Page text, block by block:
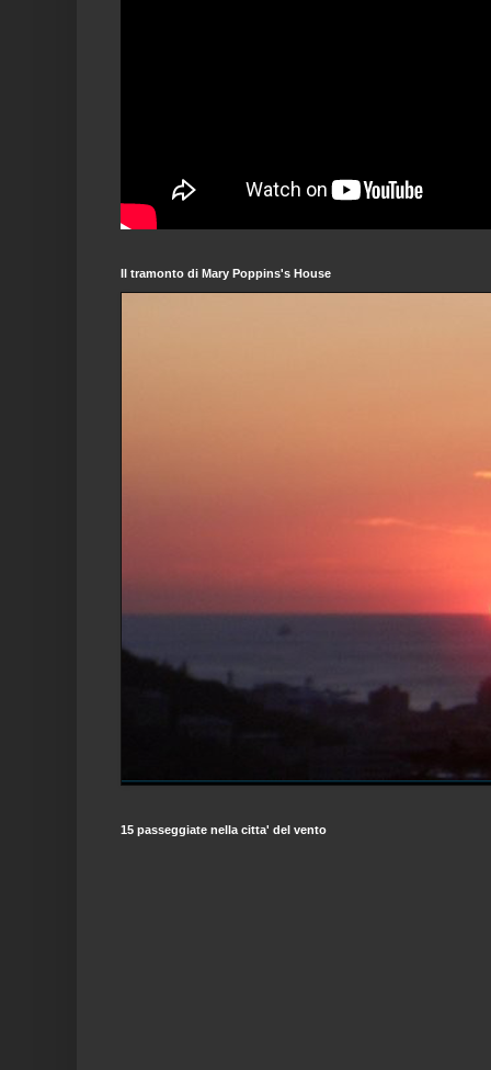
Il tramonto di Mary Poppins's House
15 passeggiate nella citta' del vento